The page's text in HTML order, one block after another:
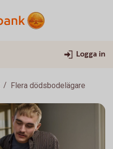
Logga in
Flera dödsbodelägare